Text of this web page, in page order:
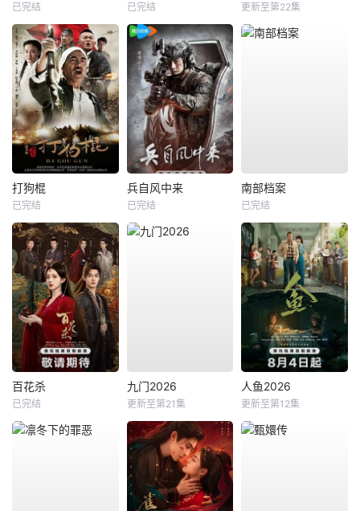
已完结 已完结 更新至第22集
打狗棍
已完结
兵自风中来
已完结
南部档案
已完结
百花杀
已完结
九门2026
更新至第21集
人鱼2026
更新至第12集